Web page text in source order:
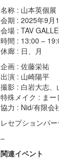
名称 : 山本英個展
会期 : 2025年9月
会場 : TAV
時間 : 13:00 –
休廊 : 日、月
企画 : 佐藤栄祐
出演 : 山崎陽平
撮影 : 白岩大志、
特殊メイク : まー
協力 : Nid/有限会
レセプションパ
–
関連イベント